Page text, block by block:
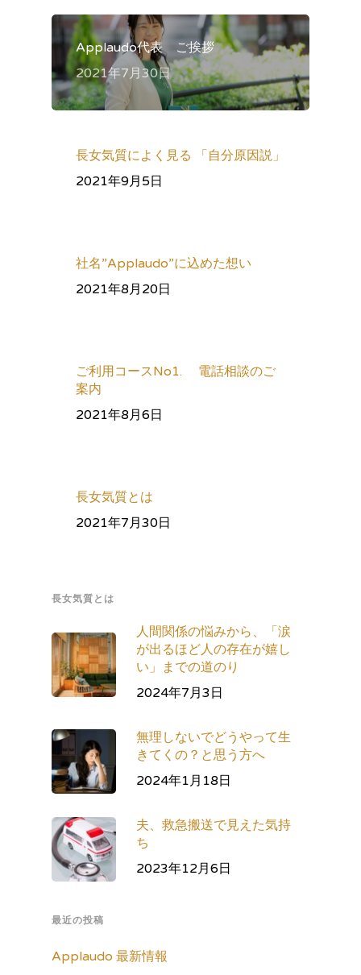
Applaudo代表 ご挨拶
2021年7月30日
長女気質によく見る 「自分原因説」
2021年9月5日
社名”Applaudo”に込めた想い
2021年8月20日
ご利用コースNo1. 電話相談のご
案内
2021年8月6日
長女気質とは
2021年7月30日
長女気質とは
人間関係の悩みから、「涙
が出るほど人の存在が嬉し
い」までの道のり
2024年7月3日
無理しないでどうやって生
きてくの？と思う方へ
2024年1月18日
夫、救急搬送で見えた気持
ち
2023年12月6日
最近の投稿
Applaudo 最新情報